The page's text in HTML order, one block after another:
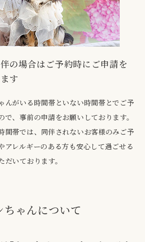
の場合はご予約時にご申請を
す
んがいる時間帯といない時間帯とでご予
で、事前の申請をお願いしております。
間帯では、同伴されないお客様のみご予
アレルギーのある方も安心して過ごせる
だいております。
ちゃんについて